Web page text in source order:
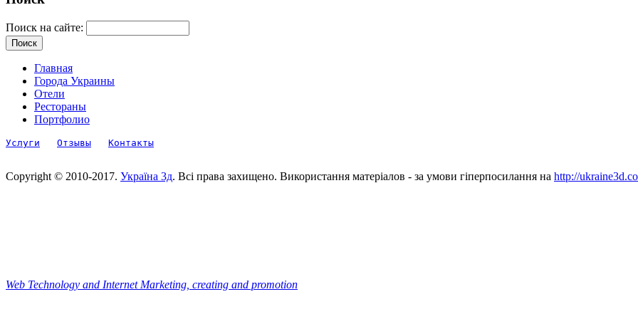
Поиск на сайте:
Главная
Города Украины
Отели
Рестораны
Портфолио
Услуги Отзывы Контакты
Copyright © 2010-2017. Україна 3д. Всі права захищено. Використання матеріалов - за умови гіперпосилання на http://
Web Technology and Internet Marketing, сreating and promotion